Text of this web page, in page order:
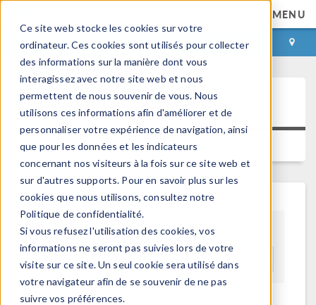
Ce site web stocke les cookies sur votre
ordinateur. Ces cookies sont utilisés pour collecter
des informations sur la manière dont vous
interagissez avec notre site web et nous
permettent de nous souvenir de vous. Nous
utilisons ces informations afin d'améliorer et de
personnaliser votre expérience de navigation, ainsi
que pour les données et les indicateurs
concernant nos visiteurs à la fois sur ce site web et
sur d'autres supports. Pour en savoir plus sur les
cookies que nous utilisons, consultez notre
Politique de confidentialité.
Si vous refusez l'utilisation des cookies, vos
informations ne seront pas suivies lors de votre
visite sur ce site. Un seul cookie sera utilisé dans
votre navigateur afin de se souvenir de ne pas
suivre vos préférences.
MENU
CONNEXION CONTACT
Communiqués de Presse
GALERIE D'IMAGES
Show As
Recherche